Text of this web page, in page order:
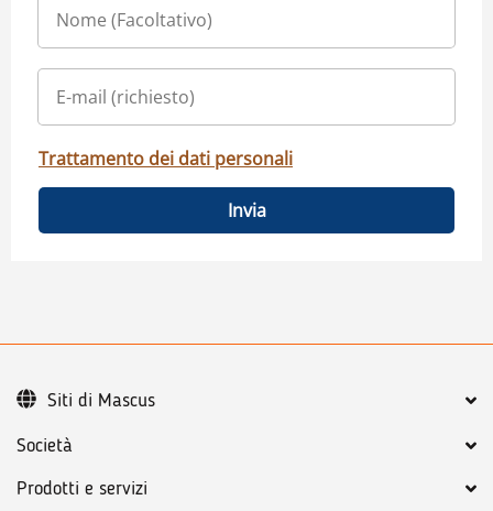
Trattamento dei dati personali
Invia
Società
Prodotti e servizi
Siti di Mascus